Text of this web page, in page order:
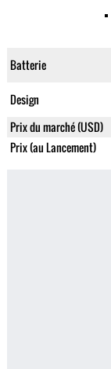
Batterie
Design
Prix du marché (USD)
Prix (au Lancement)